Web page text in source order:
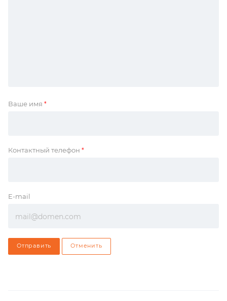
Ваше имя *
Контактный телефон *
E-mail
Отправить Отменить